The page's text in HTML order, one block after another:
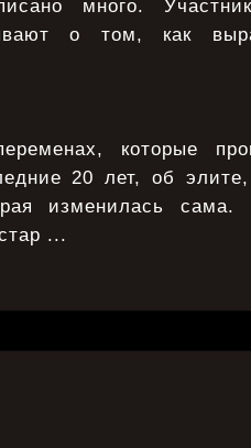
много.
о том, как
которые
20 лет, об
изменилась
...